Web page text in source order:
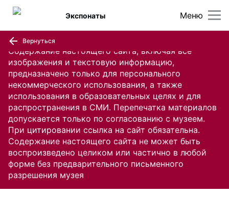
Содержание настоящего сайта, включая все
изображения и текстовую информацию,
предназначено только для персонального
некоммерческого использования, а также
использования в образовательных целях и для
распространения в СМИ. Перепечатка материалов
допускается только по согласованию с музеем.
При цитировании ссылка на сайт обязательна.
Содержание настоящего сайта не может быть
воспроизведено целиком или частично в любой
форме без предварительного письменного
разрешения музея
Меню
Экспонаты
Вернуться